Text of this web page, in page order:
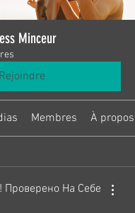
Minceur
Rejoindre
Membres À propos
Проверено На Себе